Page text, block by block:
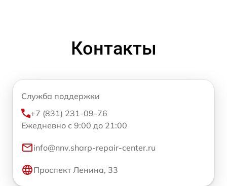
Контакты
Служба поддержки
+7 (831) 231-09-76
Ежедневно с 9:00 до 21:00
info@nnv.sharp-repair-center.ru
Проспект Ленина, 33